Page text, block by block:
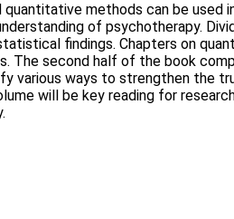
methods can be used
of psychotherapy.
findings. Chapters on
The second half of the book
various ways to strengthen the
will be key reading for